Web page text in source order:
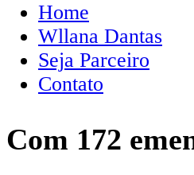
Home
Wllana Dantas
Seja Parceiro
Contato
Com 172